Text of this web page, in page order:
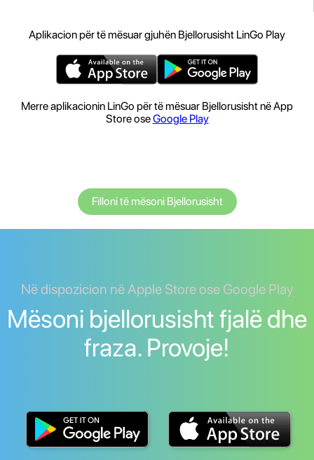
Aplikacion për të mësuar gjuhën Bjellorusisht LinGo Play
Merre aplikacionin LinGo për të mësuar Bjellorusisht në App
Store oseGoogle Play
Filloni të mësoni Bjellorusisht
Në dispozicion në Apple Store ose Google Play
Mësoni bjellorusisht fjalë dhe
fraza. Provoje!